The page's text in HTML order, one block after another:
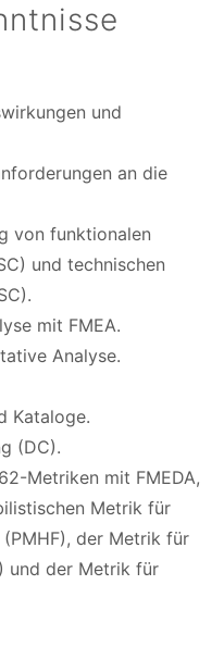
und
an die
von funktionalen
und technischen
mit FMEA.
Analyse.
Kataloge.
(DC).
Metriken mit FMEDA,
Metrik für
der Metrik für
und der Metrik für